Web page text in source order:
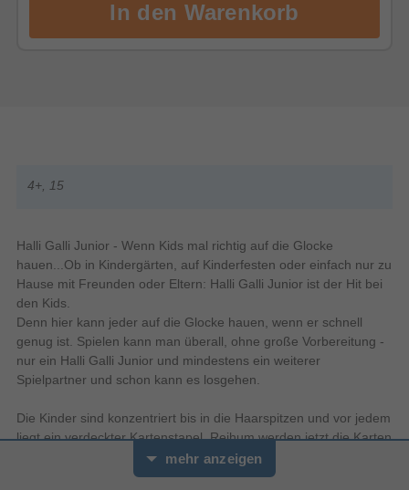
4+, 15
Halli Galli Junior - Wenn Kids mal richtig auf die Glocke
hauen...Ob in Kindergärten, auf Kinderfesten oder einfach nur zu
Hause mit Freunden oder Eltern: Halli Galli Junior ist der Hit bei
den Kids.
Denn hier kann jeder auf die Glocke hauen, wenn er schnell
genug ist. Spielen kann man überall, ohne große Vorbereitung -
nur ein Halli Galli Junior und mindestens ein weiterer
Spielpartner und schon kann es losgehen.
Die Kinder sind konzentriert bis in die Haarspitzen und vor jedem
liegt ein verdeckter Kartenstapel. Reihum werden jetzt die Karten
vom verdeckten Stapel aufgedeckt und auf einen jeweils neuen
Stapel gehäuft. Und jetzt geht es los! Auf den Karten sind
mehr anzeigen